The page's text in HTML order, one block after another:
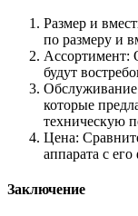
Размер и
по размеру и
Ассортимент:
будут
которые
техническую
Цена:
аппарата с
Заключение